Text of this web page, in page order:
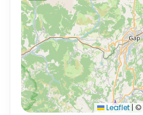
Leaflet | ©